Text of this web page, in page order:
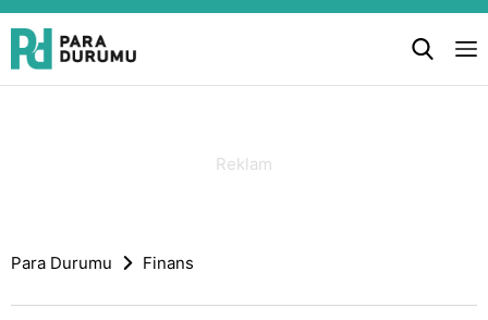
Para Durumu Finans